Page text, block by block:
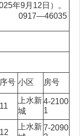
年9月12日）。
0917—46035
序号 小区 房号
11
上水新
城
4-2100
1
12
上水新7-2090